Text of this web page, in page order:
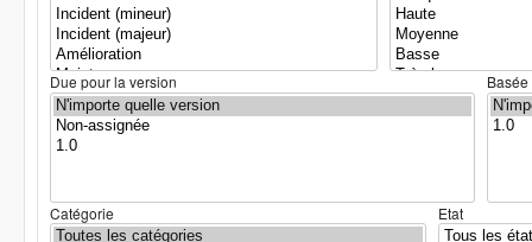
Due pour la version
Catégorie Etat